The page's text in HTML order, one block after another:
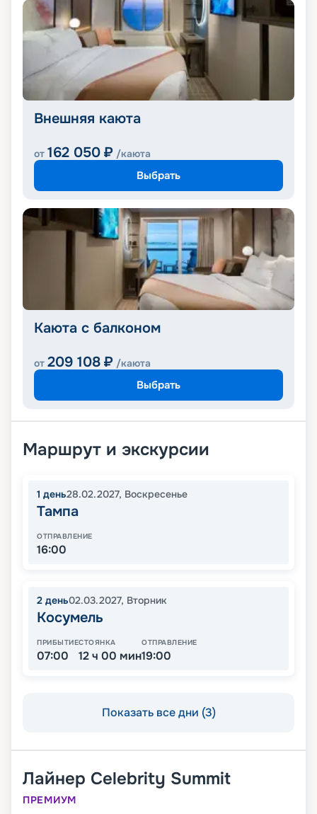
Внешняя каюта
от 162 050 ₽ /каюта
Выбрать
Каюта с балконом
от 209 108 ₽ /каюта
Выбрать
Маршрут и экскурсии
1 день28.02.2027, Воскресенье
Тампа
ОТПРАВЛЕНИЕ
16:00
2 день02.03.2027, Вторник
Косумель
ПРИБЫТИЕ
07:00
СТОЯНКА
12 ч 00 мин
ОТПРАВЛЕНИЕ
19:00
Показать все дни (3)
Лайнер Celebrity Summit
ПРЕМИУМ